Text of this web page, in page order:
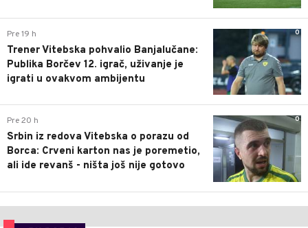
0
Pre 19 h
Trener Vitebska pohvalio Banjalučane:
Publika Borčev 12. igrač, uživanje je
igrati u ovakvom ambijentu
0
Pre 20 h
Srbin iz redova Vitebska o porazu od
Borca: Crveni karton nas je poremetio,
ali ide revanš - ništa još nije gotovo